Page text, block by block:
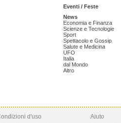
Eventi / Feste
News
Economia e Finanza
Scienze e Tecnologie
Sport
Spettacolo e Gossip
Salute e Medicina
UFO
Italia
dal Mondo
Altro
d'uso
Aiuto